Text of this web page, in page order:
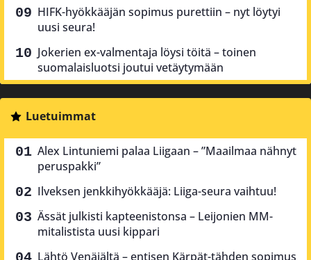
HIFK-hyökkääjän sopimus purettiin – nyt löytyi
uusi seura!
Jokerien ex-valmentaja löysi töitä – toinen
suomalaisluotsi joutui vetäytymään
Luetuimmat
Alex Lintuniemi palaa Liigaan – ”Maailmaa nähnyt
peruspakki”
Ilveksen jenkkihyökkääjä: Liiga-seura vaihtuu!
Ässät julkisti kapteenistonsa – Leijonien MM-
mitalistista uusi kippari
Lähtö Venäjältä – entisen Kärpät-tähden sopimus